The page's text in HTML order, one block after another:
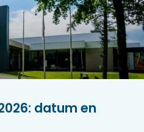
datum en